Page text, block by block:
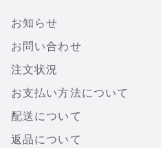
お知らせ
お問い合わせ
注文状況
お支払い方法について
配送について
返品について